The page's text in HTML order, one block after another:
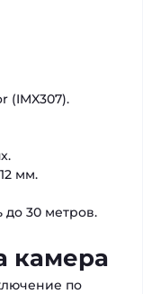
(IMX307).
мм.
до 30 метров.
камера
по